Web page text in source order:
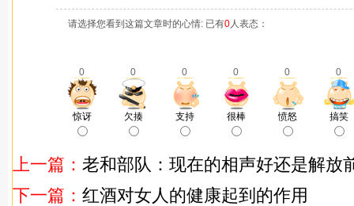
请选择您看到这篇文章时的心情: 已有0人表态：
0 0 0 0 0 0
惊讶 欠揍 支持 很棒 愤怒 搞笑
上一篇： 老和部队：现在的相声好还是解放
下一篇： 红酒对女人的健康起到的作用